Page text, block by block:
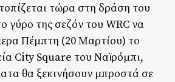
τώρα στη δράση του
γύρο της σεζόν του WRC να
Πέμπτη (20 Μαρτίου) το
City Square του Ναϊρόμπι,
θα ξεκινήσουν μπροστά σε